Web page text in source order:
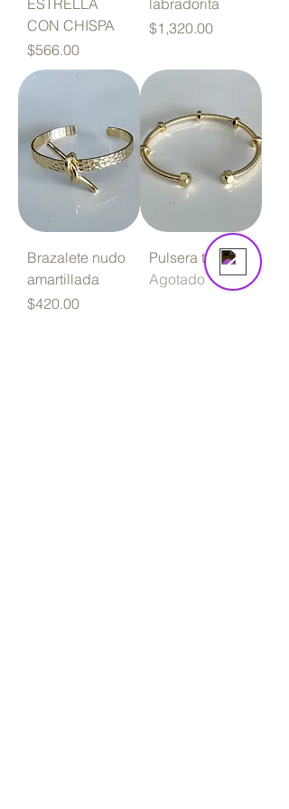
ESTRELLA
CON CHISPA
Precio
$566.00
labradorita
Precio
$1,320.00
Brazalete nudo
amartillada
Precio
$420.00
Pulsera tuercas
Agotado
Amarre Mx
Online